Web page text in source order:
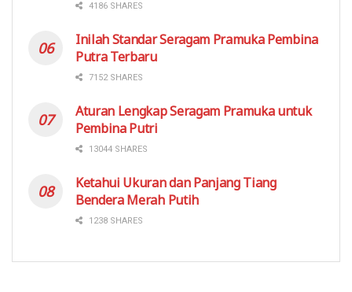
4186 SHARES
Inilah Standar Seragam Pramuka Pembina
Putra Terbaru
7152 SHARES
Aturan Lengkap Seragam Pramuka untuk
Pembina Putri
13044 SHARES
Ketahui Ukuran dan Panjang Tiang
Bendera Merah Putih
1238 SHARES